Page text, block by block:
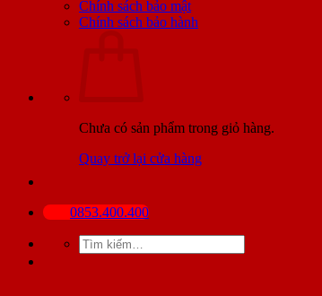
Chính sách bảo mật
Chính sách bảo hành
Chưa có sản phẩm trong giỏ hàng.
Quay trở lại cửa hàng
0853.400.400
Tìm
kiếm: